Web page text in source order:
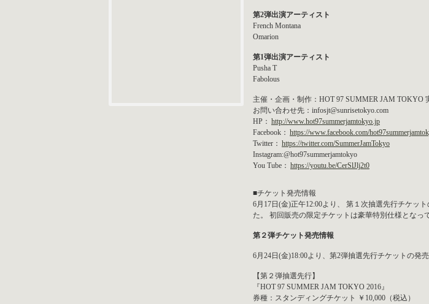
第2弾出演アーティスト
French Montana
Omarion
第1弾出演アーティスト
Pusha T
Fabolous
主催・企画・制作：HOT 97 SUMMER JAM TOKYO
お問い合わせ先：infosjt@sunrisetokyo.com
HP： http://www.hot97summerjamtokyo.jp
Facebook： https://www.facebook.com/
Twitter： https://twitter.com/SummerJamTokyo
Instagram:@hot97summerjamtokyo
You Tube： https://youtu.be/CerSlJlj2t0
■チケット発売情報
6月17日(金)正午12:00より、 第１次抽選先行チケッ
た。 初回販売の限定チケットは豪華特別仕様となっ
第２弾チケット発売情報
6月24日(金)18:00より、第2弾抽選先行チケットの発
【第２弾抽選先行】
『HOT 97 SUMMER JAM TOKYO 2016』
券種：スタンディングチケット ￥10,000（税込）